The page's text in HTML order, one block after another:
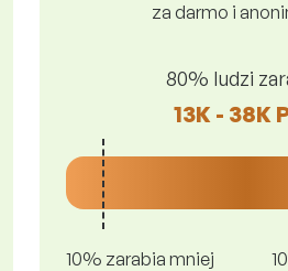
za darmo i
80% ludzi
13K - 38K
10% zarabia mniej